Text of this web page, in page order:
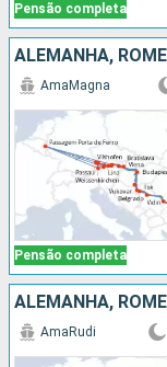
Pensão completa
Pensão completa
AmaMagna
AmaRudi